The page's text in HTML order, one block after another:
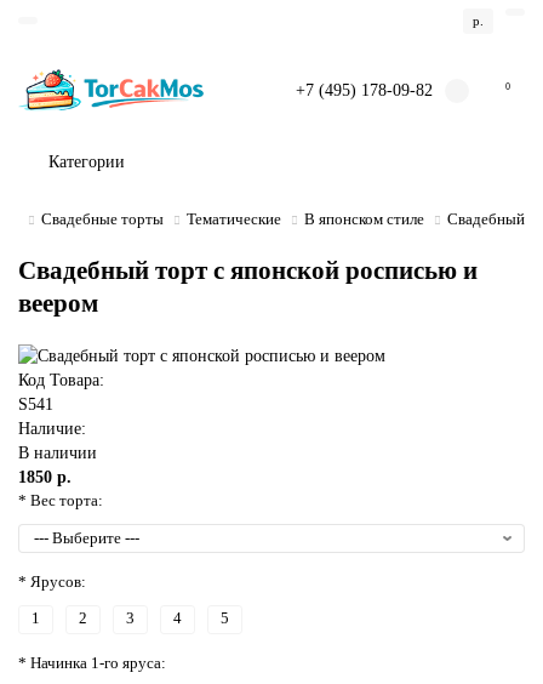
р.
+7 (495) 178-09-82 0
Категории
Свадебные торты Тематические В японском стиле Свадебный
Свадебный торт с японской росписью и
веером
Код Товара:
S541
Наличие:
В наличии
1850 р.
* Вес торта:
* Ярусов:
1 2 3 4 5
* Начинка 1-го яруса: